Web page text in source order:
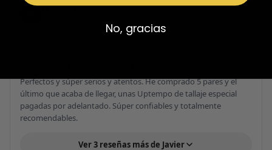
Javier Victorio
Perfectos y súper serios y atentos. He comprado 5 pares y el
último que acaba de llegar, unas Uptempo de tallaje especial
pagadas por adelantado. Súper confiables y totalmente
recomendables.
Ver 3 reseñas más de Javier
No, gracias